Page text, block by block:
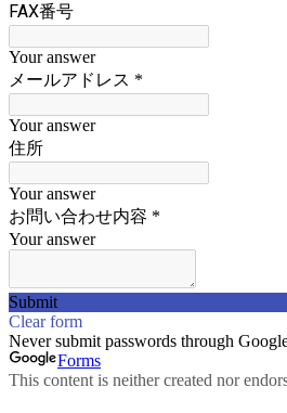
FAX番号
Your answer
メールアドレス *
Your answer
住所
Your answer
お問い合わせ内容 *
Your answer
Submit
Clear form
Never submit passwords through
Forms
This content is neither created nor